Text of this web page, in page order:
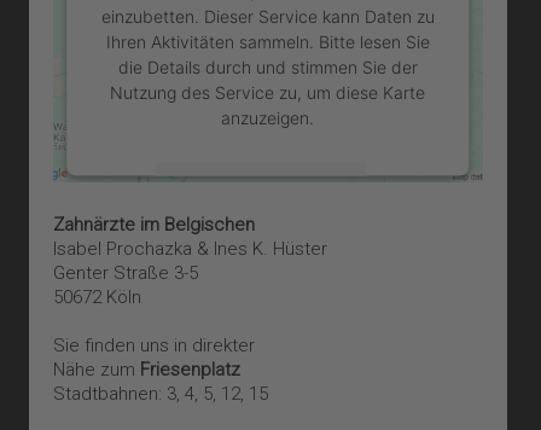
einzubetten. Dieser Service kann Daten zu
Ihren Aktivitäten sammeln. Bitte lesen Sie
die Details durch und stimmen Sie der
Nutzung des Service zu, um diese Karte
anzuzeigen.
Mehr Informationen
Akzeptieren
powered by
Zahnärzte im Belgischen
Isabel Prochazka & Ines K. Hüster
Genter Straße 3-5
50672 Köln
Sie finden uns in direkter
Nähe zum Friesenplatz
Stadtbahnen: 3, 4, 5, 12, 15